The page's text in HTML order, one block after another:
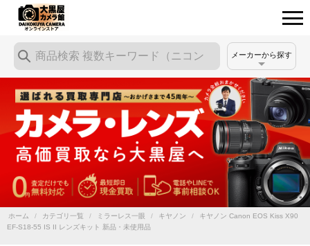
メーカーから探す
ホーム / カテゴリ一覧 / ミラーレス一眼 / キヤノン /
キヤノン Canon EOS Kiss X90
EF-S18-55 IS II レンズキット 新品・未使用品